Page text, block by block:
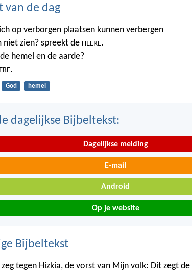
van de dag
op verborgen plaatsen kunnen verbergen
niet zien? spreekt de HEERE.
hemel en de aarde?
.
God hemel
dagelijkse Bijbeltekst:
Dagelijkse melding
E-mail
Android
Op je website
Bijbeltekst
tegen Hizkia, de vorst van Mijn volk: Dit zegt de